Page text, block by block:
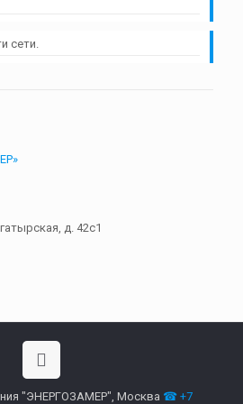
сети.
д. 42c1
"ЭНЕРГОЗАМЕР", Москва ☎ +7